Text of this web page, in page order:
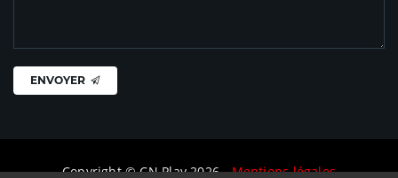
ENVOYER
Copyright © CN Play 2026 -Mentions légales